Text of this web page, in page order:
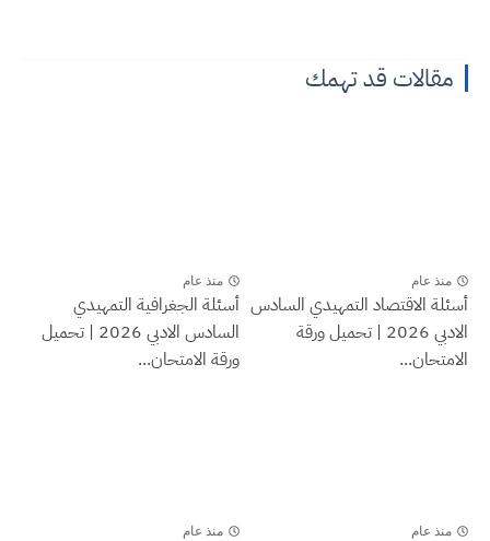
مقالات قد تهمك
منذ عام
أسئلة الاقتصاد التمهيدي السادس
الادبي 2026 | تحميل ورقة
الامتحان...
منذ عام
أسئلة الجغرافية التمهيدي
السادس الادبي 2026 | تحميل
ورقة الامتحان...
منذ عام منذ عام